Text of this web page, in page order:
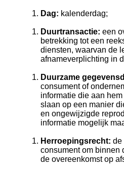
Dag: kalenderdag;
Duurtransactie: een
betrekking tot een
diensten, waarvan de
afnameverplichting in
Duurzame
consument of
informatie die aan
slaan op een manier
en ongewijzigde
informatie mogelijk
Herroepingsrecht: de
consument om binnen
de overeenkomst op